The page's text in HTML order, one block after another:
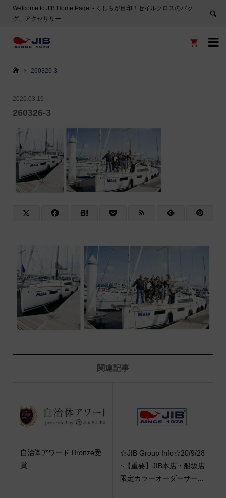
Welcome to JIB Home Page! ‐ くじらが目印！セイルクロスのバッ
グ、アクセサリー


260326-3
2026.03.19
260326-3
関連記事
自治体アワード Bronze受
賞
☆JIB Group Info☆20/9/28
~【重要】JIB本店・船坂店
限定カラーオーダーサー...